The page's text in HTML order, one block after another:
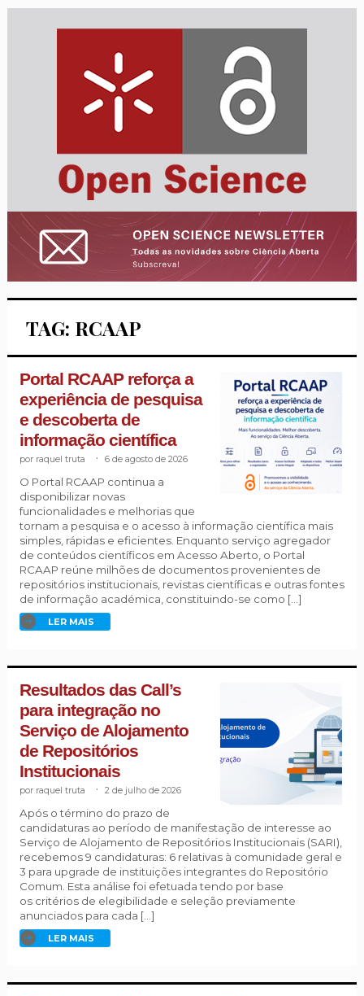
TAG: RCAAP
Portal RCAAP reforça a
experiência de pesquisa
e descoberta de
informação científica
raquel truta 6 de agosto de 2026
O Portal RCAAP continua a
disponibilizar novas
funcionalidades e melhorias que
tornam a pesquisa e o acesso à informação científica mais
simples, rápidas e eficientes. Enquanto serviço agregador
de conteúdos científicos em Acesso Aberto, o Portal
RCAAP reúne milhões de documentos provenientes de
repositórios institucionais, revistas científicas e outras fontes
de informação académica, constituindo-se como […]
LER MAIS
Resultados das Call’s
para integração no
Serviço de Alojamento
de Repositórios
Institucionais
raquel truta 2 de julho de 2026
Após o término do prazo de
candidaturas ao período de manifestação de interesse ao
Serviço de Alojamento de Repositórios Institucionais (SARI),
recebemos 9 candidaturas: 6 relativas à comunidade geral e
3 para upgrade de instituições integrantes do Repositório
Comum. Esta análise foi efetuada tendo por base
os critérios de elegibilidade e seleção previamente
anunciados para cada […]
LER MAIS